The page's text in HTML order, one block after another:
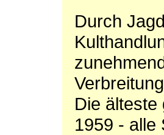
Durch
Die
1959 - alle